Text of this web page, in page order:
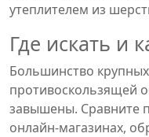
утеплителем из
Где искать и
Большинство
противоскользящей
завышены. Сравните
онлайн‑магазинах,